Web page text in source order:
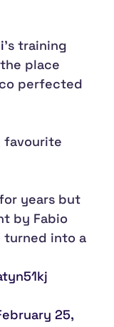
’s training
place
perfected
favourite
years but
by Fabio
turned into a
25,